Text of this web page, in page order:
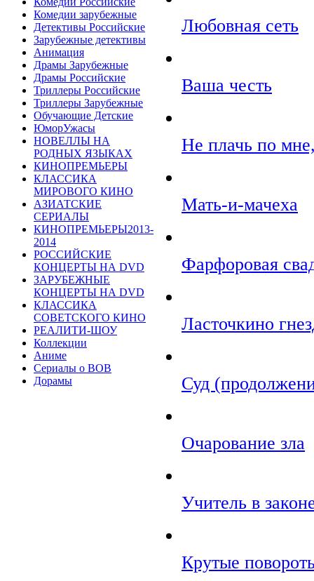
Комедии зарубежные
Детективы Российские
Зарубежные детективы
Анимация
Драмы Зарубежные
Драмы Российские
Триллеры Российские
Триллеры Зарубежные
Обучающие Детские
ЮморУжасы
НОВЕЛЛЫ НА
РОДНЫХ ЯЗЫКАХ
КИНОПРЕМЬЕРЫ
КЛАССИКА
МИРОВОГО КИНО
АЗИАТСКИЕ
СЕРИАЛЫ
КИНОПРЕМЬЕРЫ2013-
2014
РОССИЙСКИЕ
КОНЦЕРТЫ НА DVD
ЗАРУБЕЖНЫЕ
КОНЦЕРТЫ НА DVD
КЛАССИКА
СОВЕТСКОГО КИНО
РЕАЛИТИ-ШОУ
Коллекции
Аниме
Сериалы о ВОВ
Дорамы
Любовная сеть
Ваша честь
Не плачь по
Мать-и-мачеха
Фарфоровая
Ласточкино
Суд
Очарование зла
Учитель в
Крутые